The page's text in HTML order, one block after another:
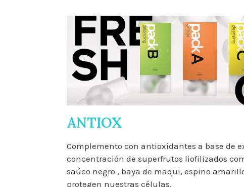
ANTIOX
Complemento con antioxidantes a base de
concentración de superfrutos liofilizados
saúco negro , baya de maqui, espino
protegen nuestras células.